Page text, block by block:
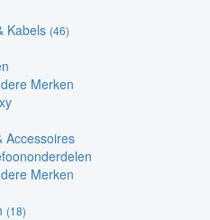
Kabels (46)
Merken
Accessoires
Merken
(18)